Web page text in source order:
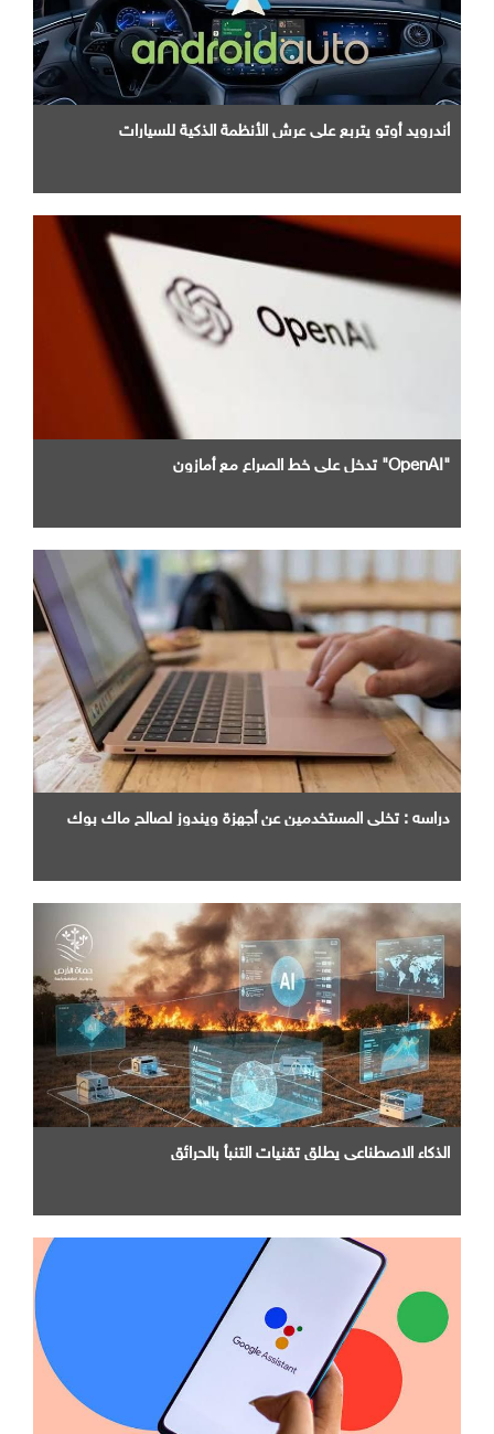
أندرويد أوتو يتربع علي عرش الأنظمة الذكية للسيارات
"OpenAI" تدخل علي خط الصراع مع أمازون
دراسه : تخلي المستخدمين عن أجهزة ويندوز لصالح ماك بوك
الذكاء الاصطناعي يطلق تقنيات التنبأ بالحرائق